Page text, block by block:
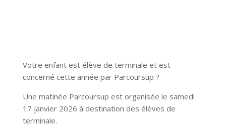
Votre enfant est élève de terminale et est
concerné cette année par Parcoursup ?
Une matinée Parcoursup est organisée le samedi
17 janvier 2026 à destination des élèves de
terminale.